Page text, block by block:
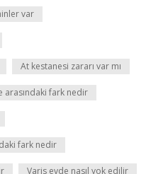
var
At kestanesi zararı var mı
arasındaki fark nedir
fark nedir
Varis evde nasıl yok edilir